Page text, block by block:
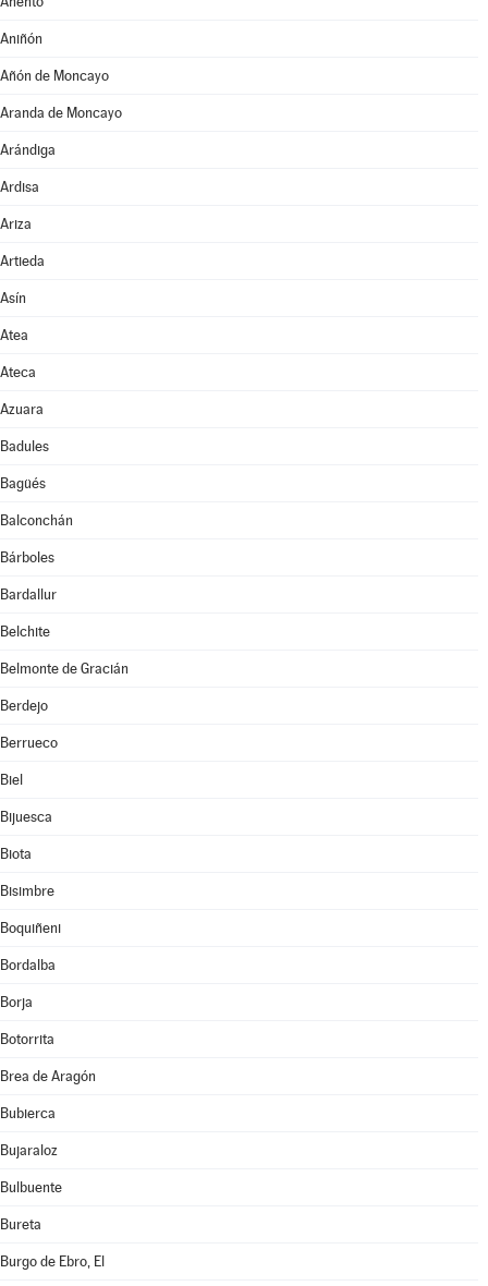
Aniñón
Añón de Moncayo
Aranda de Moncayo
Arándiga
Ardisa
Ariza
Artieda
Asín
Atea
Ateca
Azuara
Badules
Bagüés
Balconchán
Bárboles
Bardallur
Belchite
Belmonte de Gracián
Berdejo
Berrueco
Biel
Bijuesca
Biota
Bisimbre
Boquiñeni
Bordalba
Borja
Botorrita
Brea de Aragón
Bubierca
Bujaraloz
Bulbuente
Bureta
Burgo de Ebro, El